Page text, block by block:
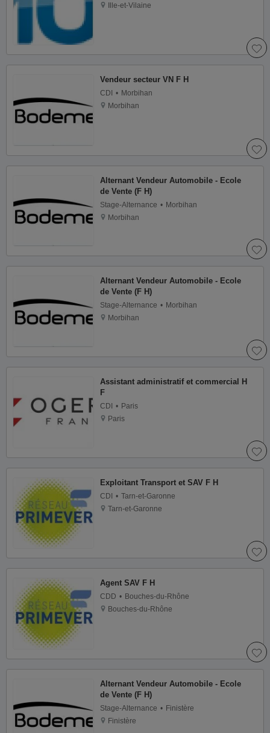
Ille-et-Vilaine
Vendeur secteur VN F H
CDI
Morbihan
Morbihan
Alternant Vendeur Automobile - Ecole
de Vente (F H)
Stage-Alternance
Morbihan
Morbihan
Alternant Vendeur Automobile - Ecole
de Vente (F H)
Stage-Alternance
Morbihan
Morbihan
Assistant administratif et commercial H
F
CDI
Paris
Paris
Exploitant Transport et SAV F H
CDI
Tarn-et-Garonne
Tarn-et-Garonne
Agent SAV F H
CDD
Bouches-du-Rhône
Bouches-du-Rhône
Alternant Vendeur Automobile - Ecole
de Vente (F H)
Stage-Alternance
Finistère
Finistère